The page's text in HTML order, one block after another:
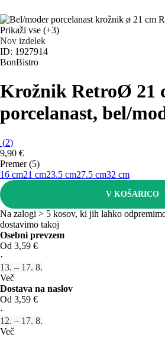
Prikaži vse (+3)
Nov izdelek
ID: 1927914
BonBistro
Krožnik RetroØ 21
porcelanast, bel/
(2)
9,90 €
Premer (5)
16 cm21 cm23.5 cm27.5 cm32 cm
V KOŠARICO
Na zalogi > 5 kosov, ki jih lahko
dostavimo takoj
Osebni prevzem
Od 3,59 €
·
13. – 17. 8.
Več
Dostava na naslov
Od 3,59 €
·
12. – 17. 8.
Več